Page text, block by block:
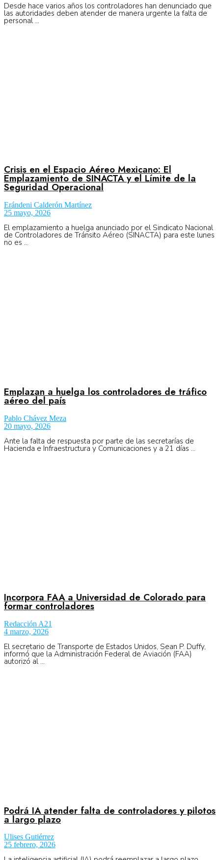
Desde hace varios años los controladores han denunciado que
las autoridades deben atender de manera urgente la falta de
personal ...
Crisis en el Espacio Aéreo Mexicano: El
Emplazamiento de SINACTA y el Límite de la
Seguridad Operacional
Erándeni Calderón Martínez
25 mayo, 2026
El emplazamiento a huelga anunciado por el Sindicato Nacional
de Controladores de Tránsito Aéreo (SINACTA) para este lunes
no es ...
Emplazan a huelga los controladores de tráfico
aéreo del país
Pablo Chávez Meza
20 mayo, 2026
Ante la falta de respuesta por parte de las secretarías de
Hacienda e Infraestructura y Comunicaciones y a 21 días ...
Incorpora FAA a Universidad de Colorado para
formar controladores
Redacción A21
4 marzo, 2026
El secretario de Transporte de Estados Unidos, Sean P. Duffy,
informó que la Administración Federal de Aviación (FAA)
autorizó al ...
Podrá IA atender falta de controladores y pilotos
a largo plazo
Ulises Gutiérrez
25 febrero, 2026